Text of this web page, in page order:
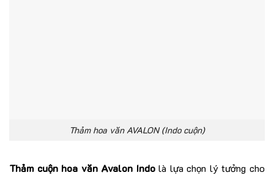
Thảm hoa văn AVALON (Indo cuộn)
Thảm cuộn hoa văn Avalon Indolà lựa chọn lý tưởng cho